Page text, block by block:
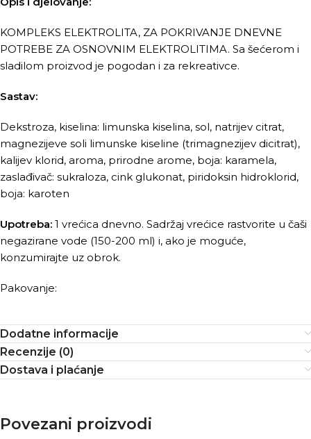
KOMPLEKS ELEKTROLITA, ZA POKRIVANJE DNEVNE
POTREBE ZA OSNOVNIM ELEKTROLITIMA. Sa šećerom i
sladilom proizvod je pogodan i za rekreativce.
Sastav:
Dekstroza, kiselina: limunska kiselina, sol, natrijev citrat,
magnezijeve soli limunske kiseline (trimagnezijev dicitrat),
kalijev klorid, aroma, prirodne arome, boja: karamela,
zaslađivač: sukraloza, cink glukonat, piridoksin hidroklorid,
boja: karoten
Upotreba: 1 vrećica dnevno. Sadržaj vrećice rastvorite u čaši
negazirane vode (150-200 ml) i, ako je moguće,
konzumirajte uz obrok.
Pakovanje:
Dodatne informacije
Recenzije (0)
Dostava i plaćanje
Povezani proizvodi